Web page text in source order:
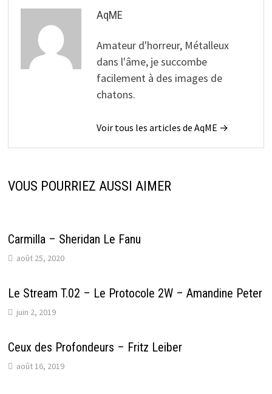
AqME
Amateur d'horreur, Métalleux
dans l'âme, je succombe
facilement à des images de
chatons.
Voir tous les articles de AqME →
VOUS POURRIEZ AUSSI AIMER
Carmilla – Sheridan Le Fanu
août 25, 2020
Le Stream T.02 – Le Protocole 2W – Amandine Peter
juin 2, 2019
Ceux des Profondeurs – Fritz Leiber
août 16, 2019